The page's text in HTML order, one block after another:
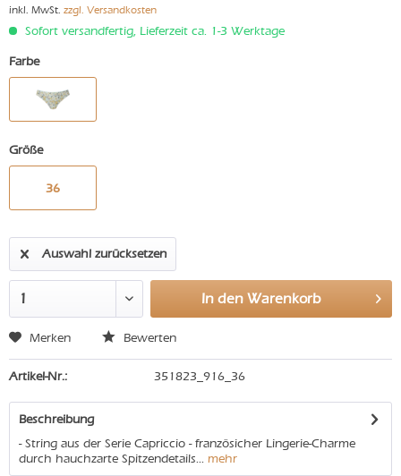
inkl. MwSt. zzgl. Versandkosten
Sofort versandfertig, Lieferzeit ca. 1-3 Werktage
Farbe
Größe
36
Auswahl zurücksetzen
In den Warenkorb
Merken Bewerten
Artikel-Nr.: 351823_916_36
Beschreibung
- String aus der Serie Capriccio - französicher Lingerie-Charme
durch hauchzarte Spitzendetails... mehr